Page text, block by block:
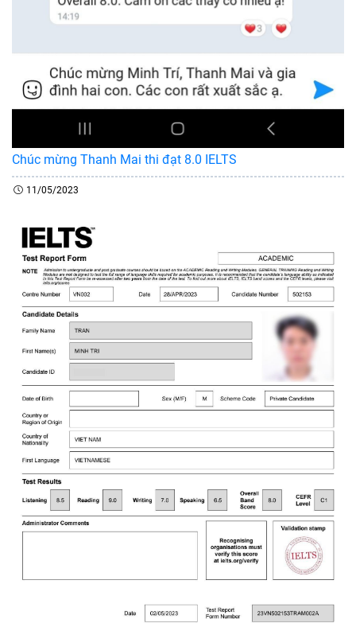
Chúc mừng Thanh Mai thi đạt 8.0 IELTS
11/05/2023